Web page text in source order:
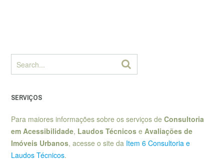
SERVIÇOS
Para maiores informações sobre os serviços de Consultoria
em Acessibilidade, Laudos Técnicos e Avaliações de
Imóveis Urbanos, acesse o site da Item 6 Consultoria e
Laudos Técnicos.